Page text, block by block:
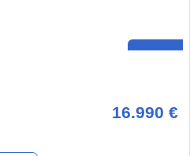
16.990 €